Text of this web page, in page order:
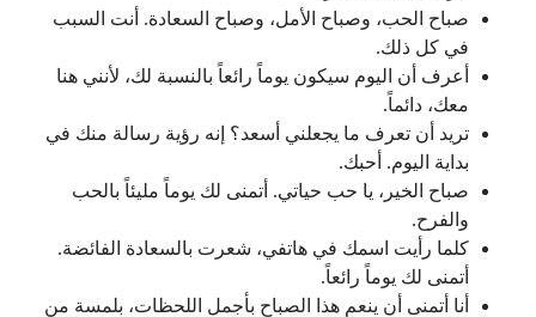
صباح الحب، وصباح الأمل، وصباح السعادة. أنت السبب
في كل ذلك.
أعرف أن اليوم سيكون يوماً رائعاً بالنسبة لك، لأنني هنا
معك، دائماً.
تريد أن تعرف ما يجعلني أسعد؟ إنه رؤية رسالة منك في
بداية اليوم. أحبك.
صباح الخير، يا حب حياتي. أتمنى لك يوماً مليئاً بالحب
والفرح.
كلما رأيت اسمك في هاتفي، شعرت بالسعادة الفائضة.
أتمنى لك يوماً رائعاً.
أنا أتمنى أن ينعم هذا الصباح بأجمل اللحظات، بلمسة من